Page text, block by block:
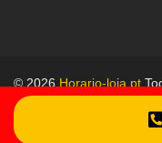
© 2026 Horario-loja.pt
Política de proteção de
Contate-Nos